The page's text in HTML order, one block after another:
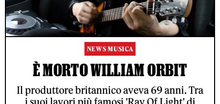
NEWS MUSICA
È MORTO WILLIAM ORBIT
Il produttore britannico aveva 69 anni. Tra